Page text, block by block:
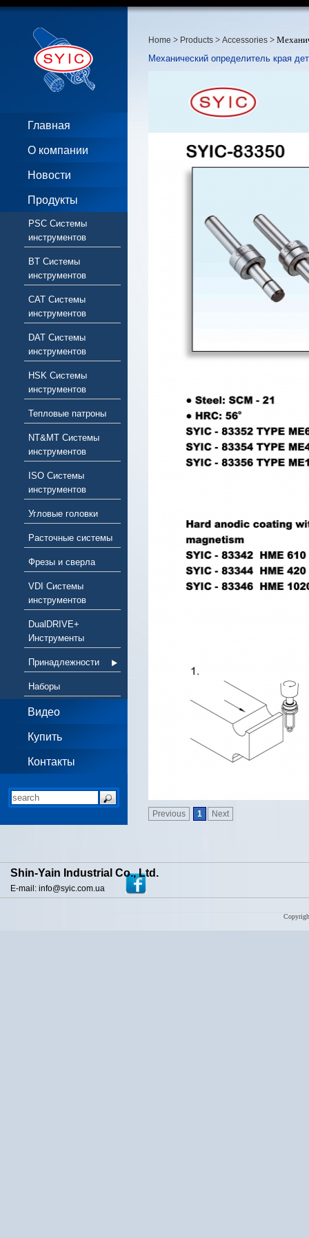
Главная
О компании
Новости
Продукты
PSC Системы
инструментов
BT Системы
инструментов
CAT Системы
инструментов
DAT Системы
инструментов
HSK Системы
инструментов
Тепловые патроны
NT&MT Системы
инструментов
ISO Системы
инструментов
Угловые головки
Расточные системы
Фрезы и сверла
VDI Системы
инструментов
DualDRIVE+
Инструменты
Принадлежности
Наборы
Видео
Купить
Контакты
Home > Products > Accessories >
Механический определитель края
Previous 1 Next
Shin-Yain Industrial Co., Ltd.
E-mail: info@syic.com.ua